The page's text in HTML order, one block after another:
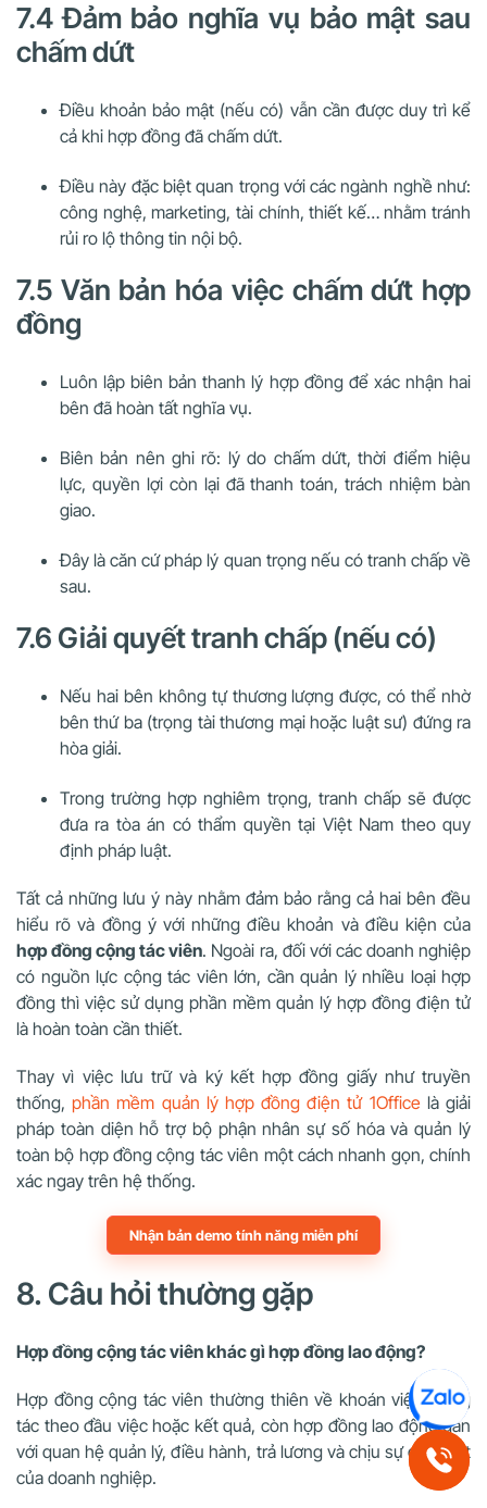
7.4 Đảm bảo nghĩa vụ bảo mật sau
chấm dứt
Điều khoản bảo mật (nếu có) vẫn cần được duy trì kể
cả khi hợp đồng đã chấm dứt.
Điều này đặc biệt quan trọng với các ngành nghề như:
công nghệ, marketing, tài chính, thiết kế… nhằm tránh
rủi ro lộ thông tin nội bộ.
7.5 Văn bản hóa việc chấm dứt hợp
đồng
Luôn lập biên bản thanh lý hợp đồng để xác nhận hai
bên đã hoàn tất nghĩa vụ.
Biên bản nên ghi rõ: lý do chấm dứt, thời điểm hiệu
lực, quyền lợi còn lại đã thanh toán, trách nhiệm bàn
giao.
Đây là căn cứ pháp lý quan trọng nếu có tranh chấp về
sau.
7.6 Giải quyết tranh chấp (nếu có)
Nếu hai bên không tự thương lượng được, có thể nhờ
bên thứ ba (trọng tài thương mại hoặc luật sư) đứng ra
hòa giải.
Trong trường hợp nghiêm trọng, tranh chấp sẽ được
đưa ra tòa án có thẩm quyền tại Việt Nam theo quy
định pháp luật.
Tất cả những lưu ý này nhằm đảm bảo rằng cả hai bên đều
hiểu rõ và đồng ý với những điều khoản và điều kiện của
hợp đồng cộng tác viên. Ngoài ra, đối với các doanh nghiệp
có nguồn lực cộng tác viên lớn, cần quản lý nhiều loại hợp
đồng thì việc sử dụng phần mềm quản lý hợp đồng điện tử
là hoàn toàn cần thiết.
Thay vì việc lưu trữ và ký kết hợp đồng giấy như truyền
thống,phần mềm quản lý hợp đồng điện tử 1Officelà giải
pháp toàn diện hỗ trợ bộ phận nhân sự số hóa và quản lý
toàn bộ hợp đồng cộng tác viên một cách nhanh gọn, chính
xác ngay trên hệ thống.
Nhận bản demo tính năng miễn phí
8. Câu hỏi thường gặp
Hợp đồng cộng tác viên khác gì hợp đồng lao động?
Hợp đồng cộng tác viên thường thiên về khoán việc, cộng
tác theo đầu việc hoặc kết quả, còn hợp đồng lao động gắn
với quan hệ quản lý, điều hành, trả lương và chịu sự giám sát
của doanh nghiệp.